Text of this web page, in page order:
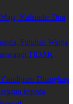
Kalianda: Dua
Puluhan Warga
TIDAK
Ditangkap
kepada